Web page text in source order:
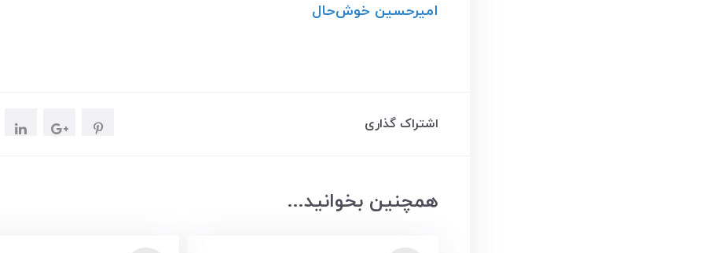
امیرحسین ‌خوش‌حال
اشتراک گذاری
همچنین بخوانید...